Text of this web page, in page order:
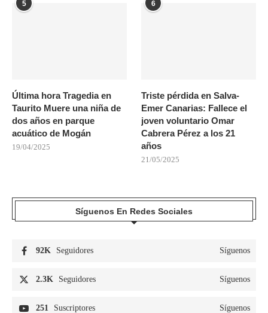
5
Última hora Tragedia en
Taurito Muere una niña de
dos años en parque
acuático de Mogán
19/04/2025
6
Triste pérdida en Salva-
Emer Canarias: Fallece el
joven voluntario Omar
Cabrera Pérez a los 21
años
21/05/2025
Síguenos En Redes Sociales
92K Seguidores Síguenos
2.3K Seguidores Síguenos
251 Suscriptores Síguenos